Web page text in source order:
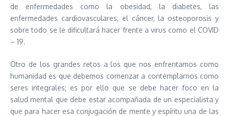
de enfermedades como la obesidad, la diabetes, las
enfermedades cardiovasculares, el cáncer, la osteoporosis y
sobre todo se le dificultará hacer frente a virus como el COVID
– 19.
Otro de los grandes retos a los que nos enfrentamos como
humanidad es que debemos comenzar a contemplarnos como
seres integrales; es por ello que se debe hacer foco en la
salud mental que debe estar acompañada de un especialista y
que para hacer esa conjugación de mente y espíritu una de las